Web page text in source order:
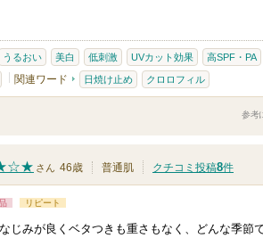
うるおい 美白 低刺激 UVカット効果 高SPF・PA
関連ワード 日焼け止め クロロフィル
参考
さん 46歳 普通肌 クチコミ投稿8件
リピート
じみが良くベタつきも重さもなく、どんな季節